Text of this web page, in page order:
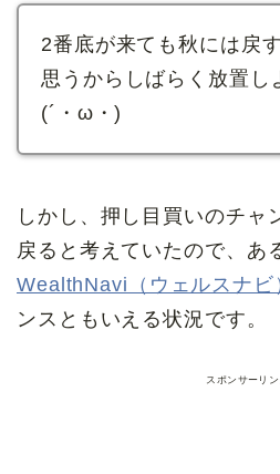
2番底が来ても秋には戻
思うからしばらく放置し
(´・ω・)
しかし、押し目買いのチャ
戻ると考えていたので、あ
WealthNavi（ウェルスナビ
ンスともいえる状況です。
スポンサーリン